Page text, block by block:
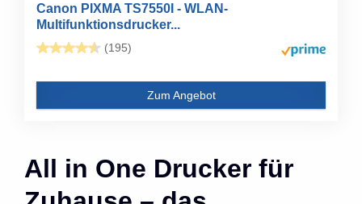
Canon PIXMA TS7550I - WLAN-
Multifunktionsdrucker...
(195)
Zum Angebot
All in One Drucker für